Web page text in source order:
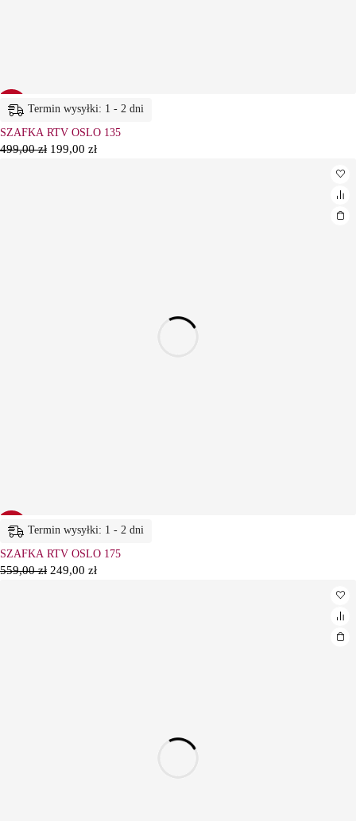
60% Termin wysyłki: 1 - 2 dni
SZAFKA RTV OSLO 135
499,00zł 199,00 zł
55% Termin wysyłki: 1 - 2 dni
SZAFKA RTV OSLO 175
559,00zł 249,00 zł